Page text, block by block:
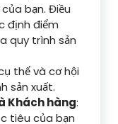
bạn. Điều
định điểm
quy trình sản
thể và cơ hội
sản xuất.
Khách hàng:
tiêu của bạn